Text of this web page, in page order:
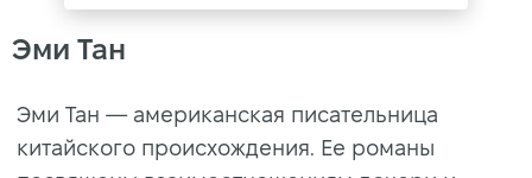
Эми Тан
Эми Тан — американская писательница
китайского происхождения. Ее романы